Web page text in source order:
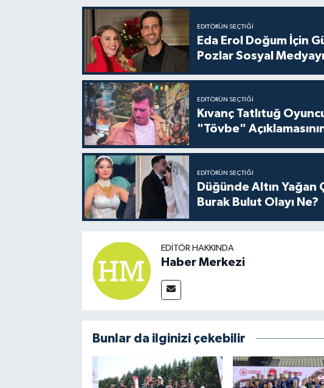
EDITÖRÜN SEÇTIĞI
Eda Erol Doğum İçin
Pozlar Sosyal
EDITÖRÜN SEÇTIĞI
Kıvanç Tatlıtuğ
"Tövbe"
EDITÖRÜN SEÇTIĞI
Düğünde Altın Yağan
Burak Bulut Olayı Ne?
EDITÖR HAKKINDA
Haber Merkezi
Bunlar da ilginizi çekebilir